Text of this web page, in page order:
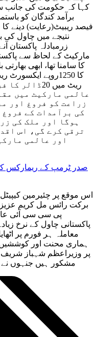
کہا کہ حکومت کی جانب
فیصد ریبیٹ(رعایت) دینے
نتیجے میں چاول کی
زرمبادلہ پاکستان
مارکیٹ کے لحاظ سے
کا 1250روپے
ریٹ میں
عالمی مارکیٹ میں
زراعت کو فروغ اور
کی برآمدات کے فروغ
ہوگا اور ملک کی
ترقی کرے گی، اس
اور عالمی
صدر ٹرمپ کے ریمارکس
اس موقع پر چئیرمین
برکت رائس مل کریم عزیز
پی سی سی آئی
پاکستانی چاول کے نرخ
معاملہ ہر فورم پر
ہماری محنت اور
پر وزیراعظم شہباز شریف
مشکور ہیں جنہوں نے